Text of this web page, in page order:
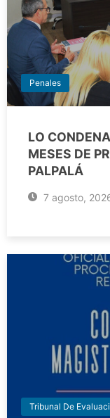
Penales
LO
MESES DE
PALPALÁ
7 agosto,
Tribunal De